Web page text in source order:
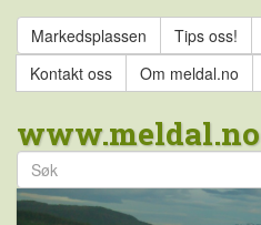
Markedsplassen Tips oss!
Kontakt oss
Om meldal.no
www.meldal.no